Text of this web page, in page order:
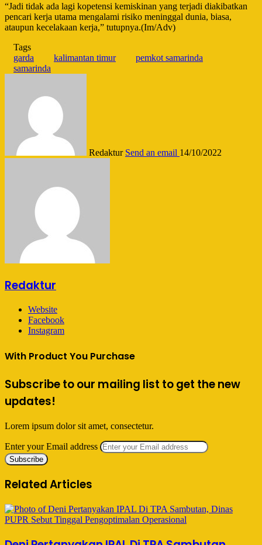
“Jadi tidak ada lagi kopetensi kemiskinan yang terjadi diakibatkan
pencari kerja utama mengalami risiko meninggal dunia, biasa,
ataupun kecelakaan kerja,” tutupnya.(Im/Adv)
Tags
garda
kalimantan timur
pemkot samarinda
samarinda
Redaktur Send an email 14/10/2022
Redaktur
Website
Facebook
Instagram
With Product You Purchase
Subscribe to our mailing list to get the new
updates!
Lorem ipsum dolor sit amet, consectetur.
Enter your Email address
Related Articles